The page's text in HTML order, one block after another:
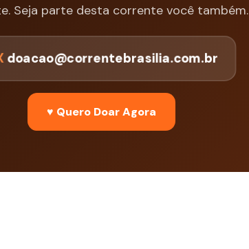
Seja parte desta corrente você também.
doacao@correntebrasilia.com.br
♥ Quero Doar Agora